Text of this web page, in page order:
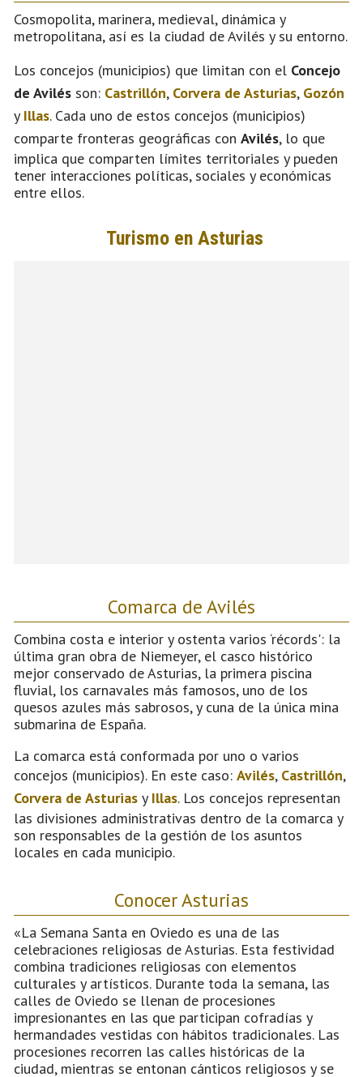
Cosmopolita, marinera, medieval, dinámica y
metropolitana, así es la ciudad de Avilés y su entorno.
Los concejos (municipios) que limitan con el Concejo
de Avilés son: Castrillón, Corvera de Asturias, Gozón
y Illas. Cada uno de estos concejos (municipios)
comparte fronteras geográficas con Avilés, lo que
implica que comparten límites territoriales y pueden
tener interacciones políticas, sociales y económicas
entre ellos.
Comarca de Avilés
Combina costa e interior y ostenta varios ‘récords': la
última gran obra de Niemeyer, el casco histórico
mejor conservado de Asturias, la primera piscina
fluvial, los carnavales más famosos, uno de los
quesos azules más sabrosos, y cuna de la única mina
submarina de España.
La comarca está conformada por uno o varios
concejos (municipios). En este caso: Avilés, Castrillón,
Corvera de Asturias y Illas. Los concejos representan
las divisiones administrativas dentro de la comarca y
son responsables de la gestión de los asuntos
locales en cada municipio.
Conocer Asturias
«La Semana Santa en Oviedo es una de las
celebraciones religiosas de Asturias. Esta festividad
combina tradiciones religiosas con elementos
culturales y artísticos. Durante toda la semana, las
calles de Oviedo se llenan de procesiones
impresionantes en las que participan cofradías y
hermandades vestidas con hábitos tradicionales. Las
procesiones recorren las calles históricas de la
ciudad, mientras se entonan cánticos religiosos y se